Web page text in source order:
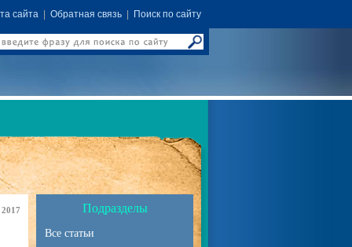
сайта Обратная связь Поиск по сайту
Подразделы
Все статьи